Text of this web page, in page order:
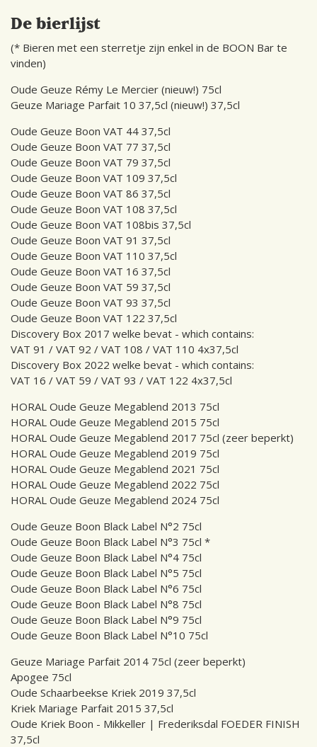
De bierlijst
(* Bieren met een sterretje zijn enkel in de BOON Bar te
vinden)
Oude Geuze Rémy Le Mercier (nieuw!) 75cl
Geuze Mariage Parfait 10 37,5cl (nieuw!) 37,5cl
Oude Geuze Boon VAT 44 37,5cl
Oude Geuze Boon VAT 77 37,5cl
Oude Geuze Boon VAT 79 37,5cl
Oude Geuze Boon VAT 109 37,5cl
Oude Geuze Boon VAT 86 37,5cl
Oude Geuze Boon VAT 108 37,5cl
Oude Geuze Boon VAT 108bis 37,5cl
Oude Geuze Boon VAT 91 37,5cl
Oude Geuze Boon VAT 110 37,5cl
Oude Geuze Boon VAT 16 37,5cl
Oude Geuze Boon VAT 59 37,5cl
Oude Geuze Boon VAT 93 37,5cl
Oude Geuze Boon VAT 122 37,5cl
Discovery Box 2017 welke bevat - which contains:
VAT 91 / VAT 92 / VAT 108 / VAT 110 4x37,5cl
Discovery Box 2022 welke bevat - which contains:
VAT 16 / VAT 59 / VAT 93 / VAT 122 4x37,5cl
HORAL Oude Geuze Megablend 2013 75cl
HORAL Oude Geuze Megablend 2015 75cl
HORAL Oude Geuze Megablend 2017 75cl (zeer beperkt)
HORAL Oude Geuze Megablend 2019 75cl
HORAL Oude Geuze Megablend 2021 75cl
HORAL Oude Geuze Megablend 2022 75cl
HORAL Oude Geuze Megablend 2024 75cl
Oude Geuze Boon Black Label N°2 75cl
Oude Geuze Boon Black Label N°3 75cl *
Oude Geuze Boon Black Label N°4 75cl
Oude Geuze Boon Black Label N°5 75cl
Oude Geuze Boon Black Label N°6 75cl
Oude Geuze Boon Black Label N°8 75cl
Oude Geuze Boon Black Label N°9 75cl
Oude Geuze Boon Black Label N°10 75cl
Geuze Mariage Parfait 2014 75cl (zeer beperkt)
Apogee 75cl
Oude Schaarbeekse Kriek 2019 37,5cl
Kriek Mariage Parfait 2015 37,5cl
Oude Kriek Boon - Mikkeller | Frederiksdal FOEDER FINISH
37,5cl